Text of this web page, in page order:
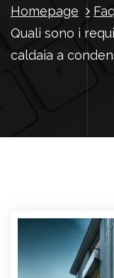
Homepage
Faq
Quali sono i
caldaia a